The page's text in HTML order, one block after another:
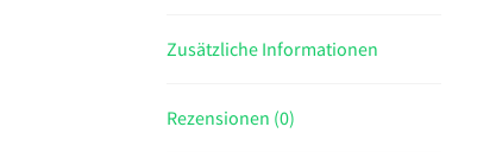
Zusätzliche Informationen
Rezensionen (0)